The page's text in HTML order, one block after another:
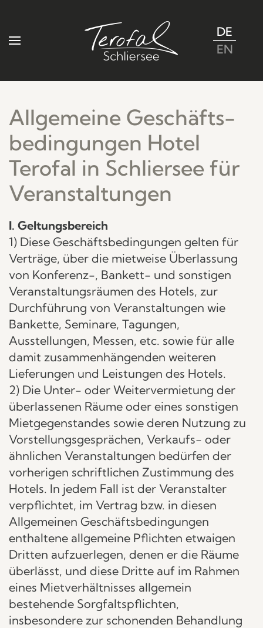
Zum Hauptinhalt springen
DE
EN
Allgemeine Geschäfts­
bedingungen Hotel
Terofal in Schliersee für
Veranstaltungen
I. Geltungsbereich
1) Diese Geschäftsbedingungen gelten für
Verträge, über die mietweise Überlassung
von Konferenz-, Bankett- und sonstigen
Veranstaltungsräumen des Hotels, zur
Durchführung von Veranstaltungen wie
Bankette, Seminare, Tagungen,
Ausstellungen, Messen, etc. sowie für alle
damit zusammenhängenden weiteren
Lieferungen und Leistungen des Hotels.
2) Die Unter- oder Weitervermietung der
überlassenen Räume oder eines sonstigen
Mietgegenstandes sowie deren Nutzung zu
Vorstellungsgesprächen, Verkaufs- oder
ähnlichen Veranstaltungen bedürfen der
vorherigen schriftlichen Zustimmung des
Hotels. In jedem Fall ist der Veranstalter
verpflichtet, im Vertrag bzw. in diesen
Allgemeinen Geschäftsbedingungen
enthaltene allgemeine Pflichten etwaigen
Dritten aufzuerlegen, denen er die Räume
überlässt, und diese Dritte auf im Rahmen
eines Mietverhältnisses allgemein
bestehende Sorgfaltspflichten,
insbesondere zur schonenden Behandlung